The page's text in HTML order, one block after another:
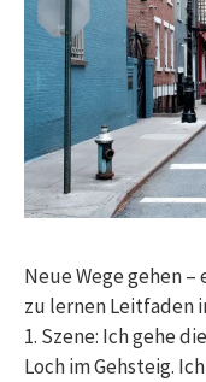
Neue Wege gehen
zu lernen Leitfaden
1. Szene: Ich gehe
Loch im Gehsteig.